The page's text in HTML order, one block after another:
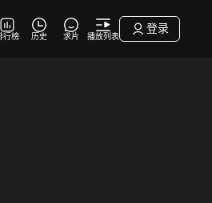
行榜 历史 求片 播放列表
登录